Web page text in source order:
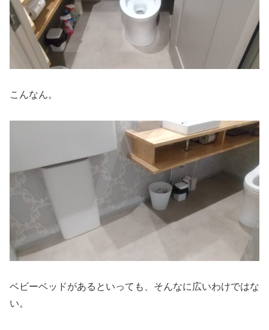
こんなん。
ベビーベッドがあるといっても、そんなに広いわけではな
い。